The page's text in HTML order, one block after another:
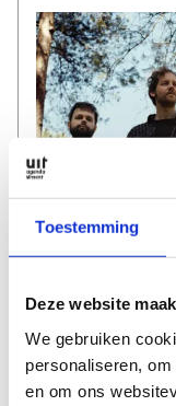
Toestemming
Deze website
We gebruiken
personaliseren,
en om ons
Datum
do
Tijd